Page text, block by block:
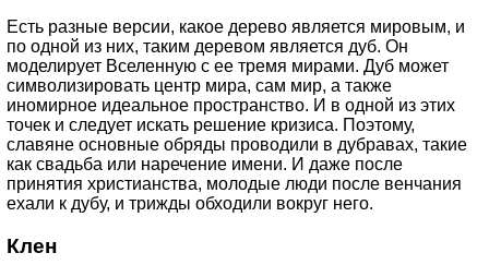
Есть разные версии, какое дерево является мировым, и
по одной из них, таким деревом является дуб. Он
моделирует Вселенную с ее тремя мирами. Дуб может
символизировать центр мира, сам мир, а также
иномирное идеальное пространство. И в одной из этих
точек и следует искать решение кризиса. Поэтому,
славяне основные обряды проводили в дубравах, такие
как свадьба или наречение имени. И даже после
принятия христианства, молодые люди после венчания
ехали к дубу, и трижды обходили вокруг него.
Клен